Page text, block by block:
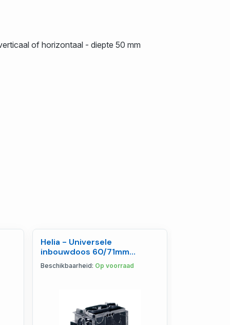
of horizontaal - diepte 50 mm
Helia - Universele
inbouwdoos 60/71mm
koppelbaar Q range - 7501
Beschikbaarheid: Op voorraad